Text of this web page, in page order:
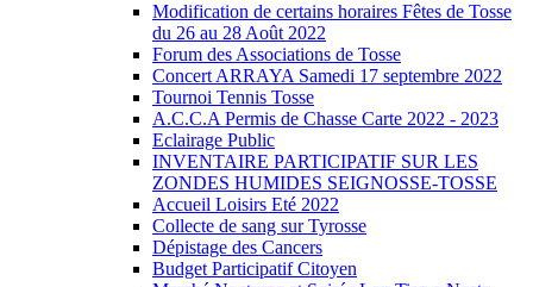
Modification de certains horaires Fêtes de Tosse
du 26 au 28 Août 2022
Forum des Associations de Tosse
Concert ARRAYA Samedi 17 septembre 2022
Tournoi Tennis Tosse
A.C.C.A Permis de Chasse Carte 2022 - 2023
Eclairage Public
INVENTAIRE PARTICIPATIF SUR LES
ZONDES HUMIDES SEIGNOSSE-TOSSE
Accueil Loisirs Eté 2022
Collecte de sang sur Tyrosse
Dépistage des Cancers
Budget Participatif Citoyen